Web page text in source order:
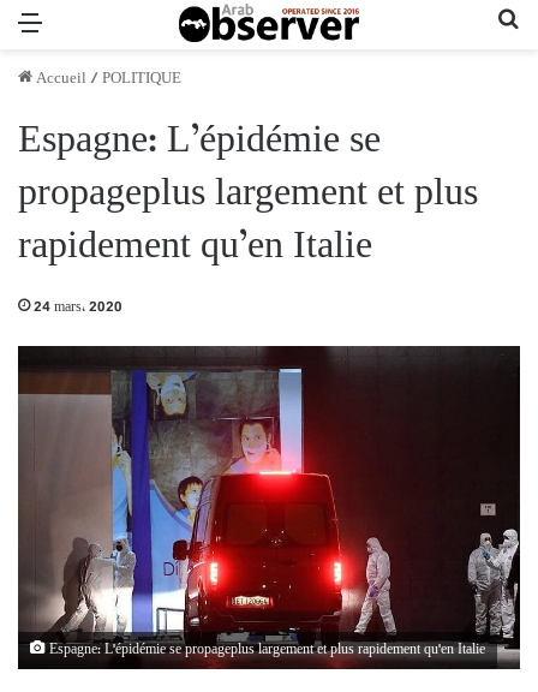
Accueil /POLITIQUE
Espagne: L’épidémie se
propageplus largement et plus
rapidement qu’en Italie
24 mars، 2020
Espagne: L'épidémie se propageplus largement et plus rapidement qu'en Italie